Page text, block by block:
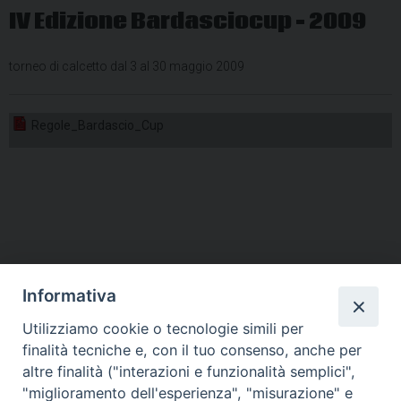
IV Edizione Bardasciocup – 2009
torneo di calcetto dal 3 al 30 maggio 2009
HOME VESCOVO ORARI MESSE
CURIA VESCOVILE
TUTELA MINORI
UFFICI PASTORALI PERSONE
VITA CONSACRATA
DOCUMENTI
CONTATTI
Informativa
Utilizziamo cookie o tecnologie simili per
finalità tecniche e, con il tuo consenso, anche per
altre finalità ("interazioni e funzionalità semplici",
"miglioramento dell'esperienza", "misurazione" e